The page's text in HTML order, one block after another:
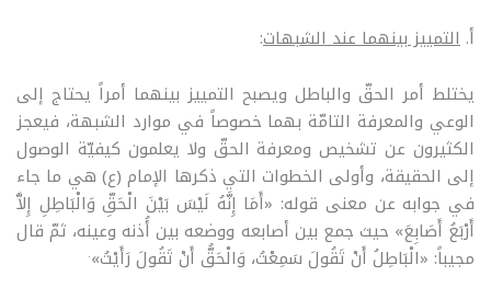
أ. التمييز بينهما عند الشبهات:
يختلط أمر الحقّ والباطل ويصبح التمييز بينهما أمراً يحتاج إلى
الوعي والمعرفة التامّة بهما خصوصاً في موارد الشبهة، فيعجز
الكثيرون عن تشخيص ومعرفة الحقّ ولا يعلمون كيفيّة الوصول
إلى الحقيقة، وأولى الخطوات التي ذكرها الإمام (ع) هي ما جاء
في جوابه عن معنى قوله: «أَمَا إِنَّهُ لَيْسَ بَيْنَ الْحَقِّ وَالْبَاطِلِ إِلاَّ
أَرْبَعُ أَصَابِعَ» حيث جمع بين أصابعه ووضعه بين أُذنه وعينه، ثمّ قال
مجيباً: «الْبَاطِلُ أَنْ تَقُولَ سَمِعْتُ، وَالْحَقُّ أَنْ تَقُولَ رَأَيْتُ».